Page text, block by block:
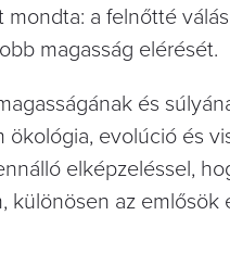
mondta: a felnőtté
magasság elérését.
és
ökológia, evolúció és
elképzeléssel,
különösen az